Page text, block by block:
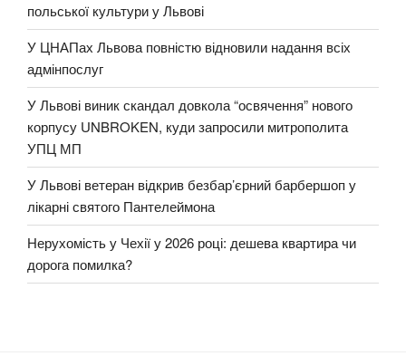
польської культури у Львові
У ЦНАПах Львова повністю відновили надання всіх
адмінпослуг
У Львові виник скандал довкола “освячення” нового
корпусу UNBROKEN, куди запросили митрополита
УПЦ МП
У Львові ветеран відкрив безбар’єрний барбершоп у
лікарні святого Пантелеймона
Нерухомість у Чехії у 2026 році: дешева квартира чи
дорога помилка?